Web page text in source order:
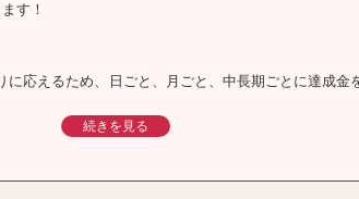
す！
応えるため、日ごと、月ごと、中長期ごとに達成金
れております！続きを見る